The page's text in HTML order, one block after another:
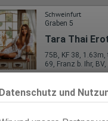
und
Schweinfurt
Graben 5
Tara Thai
75B, KF 38,
69, Franz b. Ihr,
Nürnberg
Maria